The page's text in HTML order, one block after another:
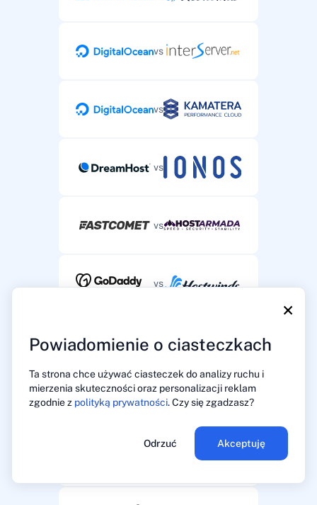
×
Powiadomienie o ciasteczkach
Ta strona chce używać ciasteczek do analizy ruchu i
mierzenia skuteczności oraz personalizacji reklam
zgodnie z polityką prywatności. Czy się zgadzasz?
Odrzuć Akceptuję
vs
vs
vs
vs
vs
vs
vs